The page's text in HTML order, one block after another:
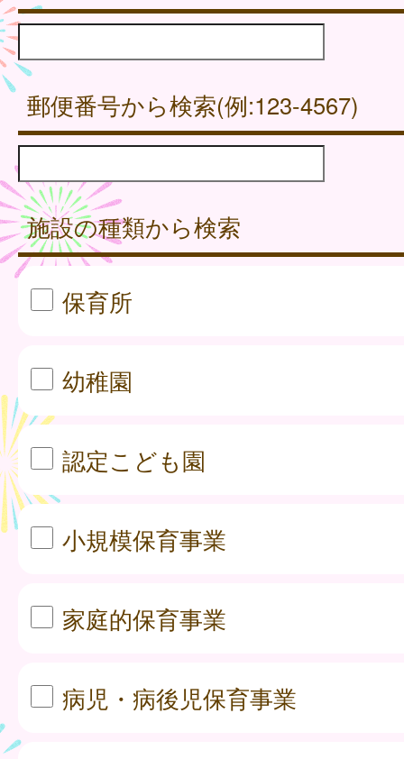
郵便番号から検索(例:123-4567)
施設の種類から検索
保育所
幼稚園
認定こども園
小規模保育事業
家庭的保育事業
病児・病後児保育事業